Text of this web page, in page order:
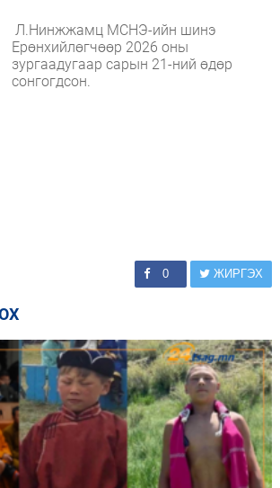
Л.Нинжжамц МСНЭ-ийн шинэ
Ерөнхийлөгчөөр 2026 оны
зургаадугаар сарын 21-ний өдөр
сонгогдсон.
0 ЖИРГЭХ